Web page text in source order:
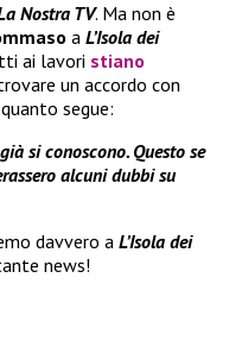
Nostra TV. Ma non è
a L’Isola dei
ai lavori stiano
un accordo con
segue:
si conoscono. Questo se
alcuni dubbi su
davvero aL’Isola dei
news!